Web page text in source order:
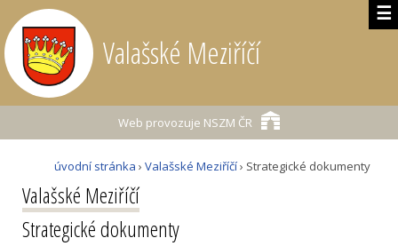
☰
Valašské Meziříčí
Web provozuje NSZM ČR
úvodní stránka › Valašské Meziříčí› Strategické dokumenty
Valašské Meziříčí
Strategické dokumenty